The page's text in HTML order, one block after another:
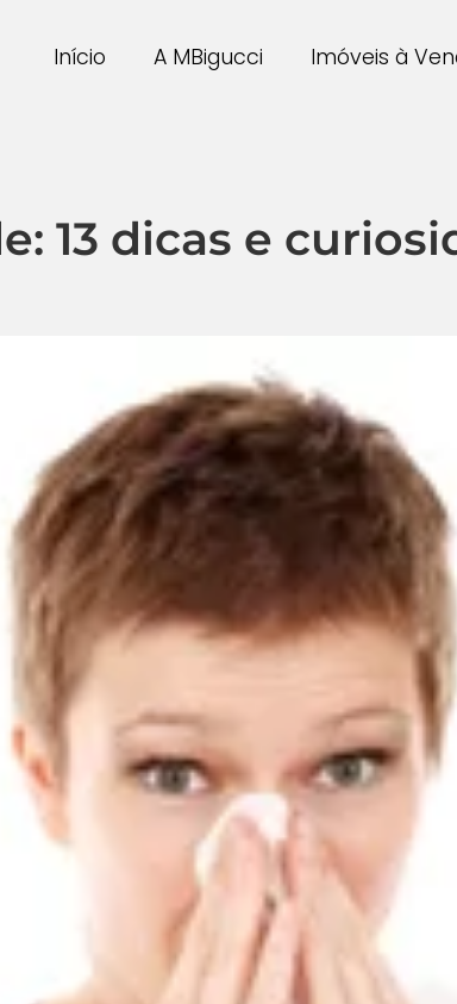
Início A MBigucci Imóveis à
13 dicas e